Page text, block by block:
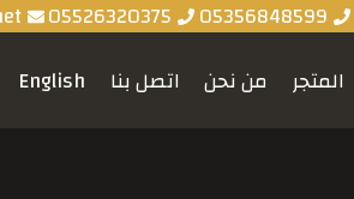
05356848599
05526320375
المتجر من نحن اتصل بنا English